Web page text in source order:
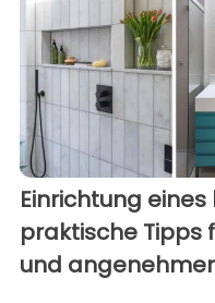
Einrichtung
praktische Tipps
und